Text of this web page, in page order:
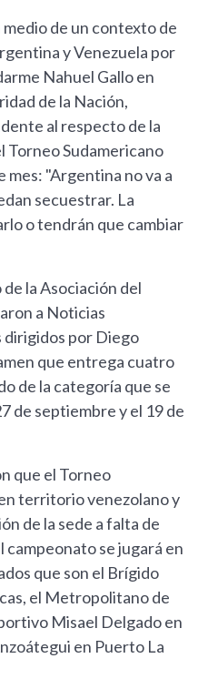
de un contexto de
y Venezuela por
Nahuel Gallo en
de la Nación,
al respecto de la
Torneo Sudamericano
mes: "Argentina no va a
secuestrar. La
o tendrán que cambiar
la Asociación del
a Noticias
dirigidos por Diego
que entrega cuatro
de la categoría que se
de septiembre y el 19 de
que el Torneo
territorio venezolano y
de la sede a falta de
campeonato se jugará en
que son el Brígido
el Metropolitano de
Misael Delgado en
en Puerto La